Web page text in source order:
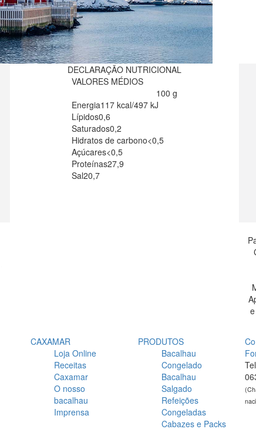
DECLARAÇÃO NUTRICIONAL
VALORES MÉDIOS
100 g
Energia117 kcal/497 kJ
Lípidos0,6
Saturados0,2
Hidratos de carbono<0,5
Açúcares<0,5
Proteínas27,9
Sal20,7
CAXAMAR
Loja Online
Receitas
Caxamar
O nosso
bacalhau
Imprensa
PRODUTOS
Bacalhau
Congelado
Bacalhau
Salgado
Refeições
Congeladas
Cabazes e Packs